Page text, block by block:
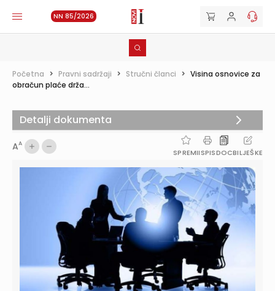
NN 85/2026
Početna > Pravni sadržaji > Stručni članci > Visina osnovice za
obračun plaće drža...
AA
SPREMIISPISDOCBILJEŠKE
Detalji dokumenta